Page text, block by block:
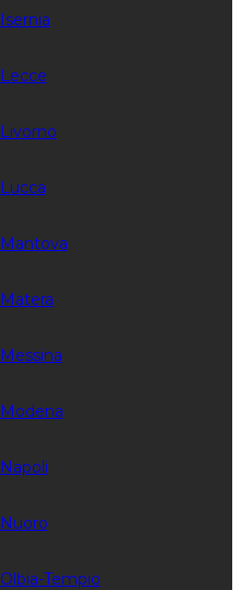
Isernia
Lecce
Livorno
Lucca
Mantova
Matera
Messina
Modena
Napoli
Nuoro
Olbia-Tempio